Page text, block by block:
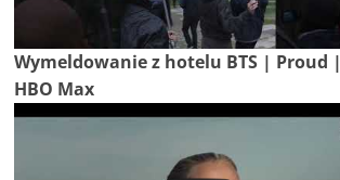
Wymeldowanie z hotelu BTS | Proud |
HBO Max